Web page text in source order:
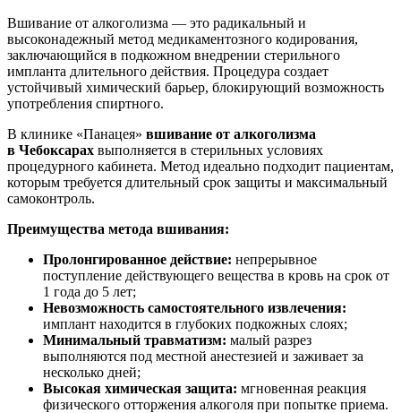
Вшивание от алкоголизма — это радикальный и
высоконадежный метод медикаментозного кодирования,
заключающийся в подкожном внедрении стерильного
импланта длительного действия. Процедура создает
устойчивый химический барьер, блокирующий возможность
употребления спиртного.
В клинике «Панацея» вшивание от алкоголизма
в Чебоксарах выполняется в стерильных условиях
процедурного кабинета. Метод идеально подходит пациентам,
которым требуется длительный срок защиты и максимальный
самоконтроль.
Преимущества метода вшивания:
Пролонгированное действие: непрерывное
поступление действующего вещества в кровь на срок от
1 года до 5 лет;
Невозможность самостоятельного извлечения:
имплант находится в глубоких подкожных слоях;
Минимальный травматизм: малый разрез
выполняются под местной анестезией и заживает за
несколько дней;
Высокая химическая защита: мгновенная реакция
физического отторжения алкоголя при попытке приема.